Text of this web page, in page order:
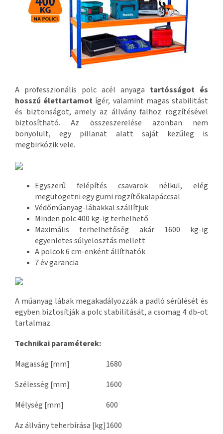
A professzionális polc acél anyaga tartósságot és
hosszú élettartamot ígér, valamint magas stabilitást
és biztonságot, amely az állvány falhoz rögzítésével
biztosítható. Az összeszerelése azonban nem
bonyolult, egy pillanat alatt saját kezűleg is
megbirkózik vele.
Egyszerű felépítés csavarok nélkül, elég
megütögetni egy gumi rögzítőkalapáccsal
Védőműanyag-lábakkal szállítjuk
Minden polc 400 kg-ig terhelhető
Maximális terhelhetőség akár 1600 kg-ig
egyenletes súlyelosztás mellett
A polcok 6 cm-enként állíthatók
7 év garancia
A műanyag lábak megakadályozzák a padló sérülését és
egyben biztosítják a polc stabilitását, a csomag 4 db-ot
tartalmaz.
Technikai paraméterek:
Magasság [mm]
1680
Szélesség [mm]
1600
Mélység [mm]
600
Az állvány teherbírása [kg]1600